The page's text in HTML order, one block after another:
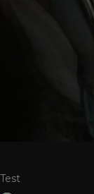
Test